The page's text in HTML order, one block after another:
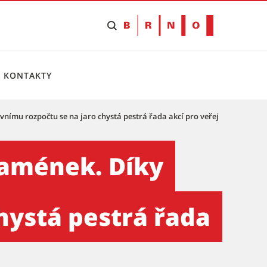
rozpočtu
KONTAKTY
rozpočtu se na jaro chystá pestrá řada akcí pro veřejnost
Díky
pestrá řada